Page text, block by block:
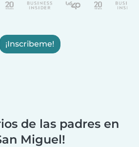
¡Inscribeme!
de las padres en
Miguel!